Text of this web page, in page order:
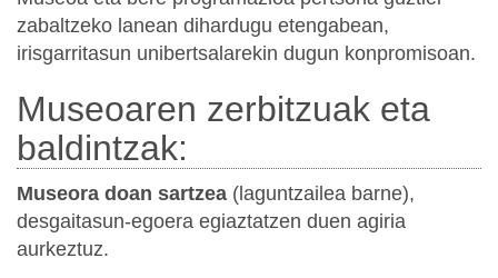
zabaltzeko lanean dihardugu etengabean,
irisgarritasun unibertsalarekin dugun konpromisoan.
Museoaren zerbitzuak eta
baldintzak:
Museora doan sartzea (laguntzailea barne),
desgaitasun-egoera egiaztatzen duen agiria
aurkeztuz.